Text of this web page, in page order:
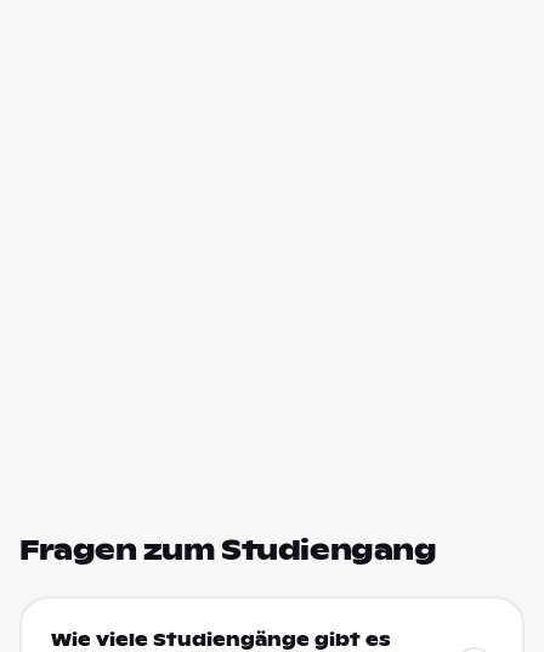
Fragen zum Studiengang
Wie viele Studiengänge gibt es